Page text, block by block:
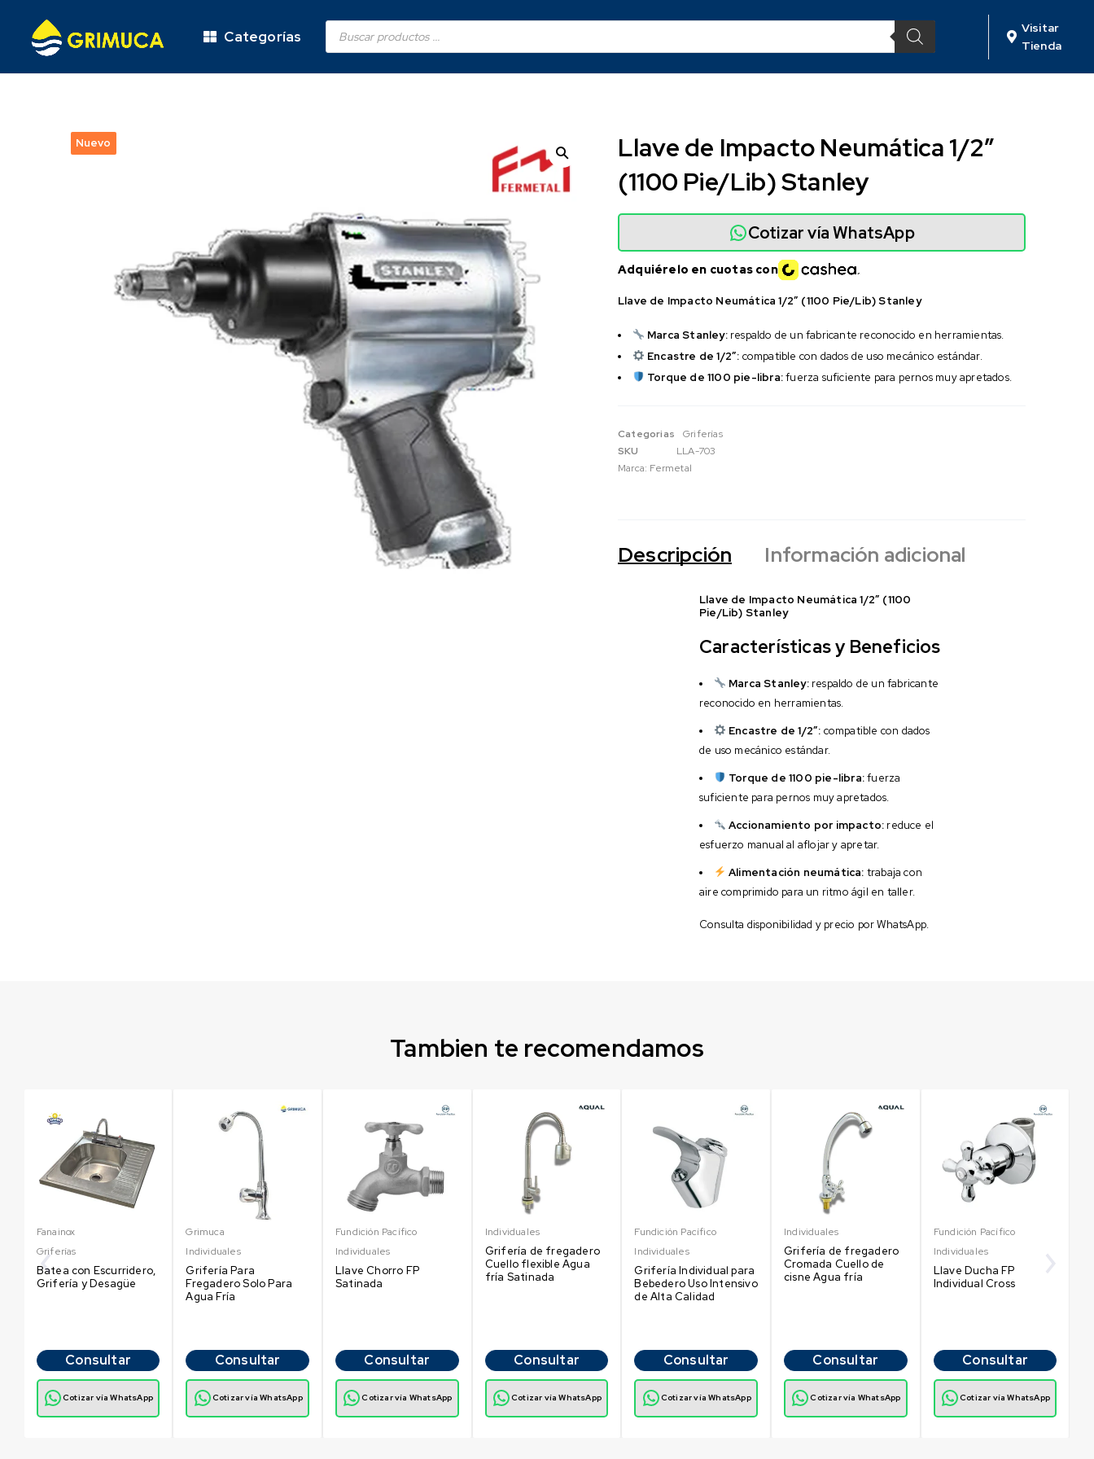
Categorías
Visitar
Tienda
Nuevo
Llave de Impacto Neumática 1/2″
(1100 Pie/Lib) Stanley
Llave de Impacto Neumática 1/2″ (1100 Pie/Lib) Stanley
Marca Stanley:respaldo de un fabricante reconocido en herramientas.
Encastre de 1/2″: compatible con dados de uso mecánico estándar.
Torque de 1100 pie-libra:fuerza suficiente para pernos muy apretados.
Cotizar vía WhatsApp
Adquiérelo en cuotas con
Categorias
Griferías
SKU
LLA-703
Marca: Fermetal
Descripción Información adicional
Llave de Impacto Neumática 1/2″ (1100
Pie/Lib) Stanley
Características y Beneficios
Marca Stanley:respaldo de un fabricante
reconocido en herramientas.
Encastre de 1/2″: compatible con dados
de uso mecánico estándar.
Torque de 1100 pie-libra:fuerza
suficiente para pernos muy apretados.
Accionamiento por impacto: reduce el
esfuerzo manual al aflojar y apretar.
Alimentación neumática: trabaja con
aire comprimido para un ritmo ágil en taller.
Consulta disponibilidad y precio por WhatsApp.
Tambien te recomendamos
Fanainox
Griferías
Batea con Escurridero,
Grifería y Desagüe
Consultar
Cotizar vía WhatsApp
Grimuca
Individuales
Grifería Para
Fregadero Solo Para
Agua Fría
Consultar
Cotizar vía WhatsApp
Fundición Pacífico
Individuales
Llave Chorro FP
Satinada
Consultar
Cotizar vía WhatsApp
Individuales
Grifería de fregadero
Cuello flexible Agua
fría Satinada
Consultar
Cotizar vía WhatsApp
Fundición Pacífico
Individuales
Grifería Individual para
Bebedero Uso Intensivo
de Alta Calidad
Consultar
Cotizar vía WhatsApp
Individuales
Grifería de fregadero
Cromada Cuello de
cisne Agua fría
Consultar
Cotizar vía WhatsApp
Fundición Pacífico
Individuales
Llave Ducha FP
Individual Cross
Consultar
Cotizar vía WhatsApp